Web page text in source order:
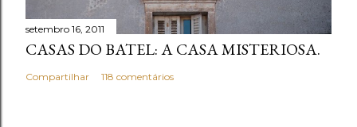
t
á
r
i
setembro 16, 2011
CASAS DO BATEL: A CASA MISTERIOSA.
Compartilhar 118 comentários